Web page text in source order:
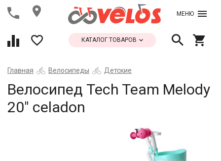
МЕНЮ
КАТАЛОГ ТОВАРОВ
Главная Велосипеды Детские
Велосипед Tech Team Melody
20" celadon